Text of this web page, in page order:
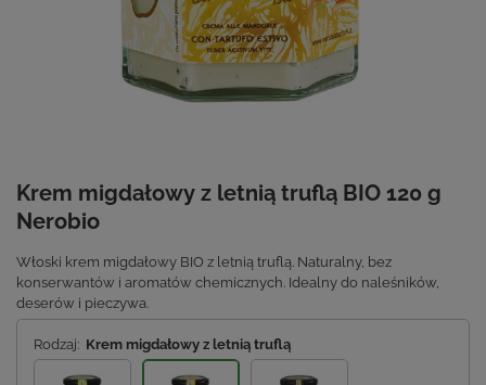
Krem migdałowy z letnią truflą BIO 120 g
Nerobio
Włoski krem migdałowy BIO z letnią truflą. Naturalny, bez
konserwantów i aromatów chemicznych. Idealny do naleśników,
deserów i pieczywa.
Rodzaj: Krem migdałowy z letnią truflą